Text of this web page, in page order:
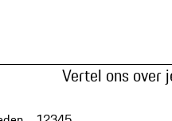
Vertel ons over